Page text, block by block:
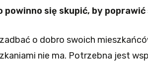
powinno się skupić, by
o dobro swoich
nie ma. Potrzebna jest